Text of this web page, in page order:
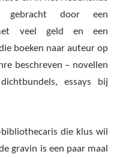
gebracht door een
veel geld en een
boeken naar auteur op
beschreven – novellen
essays bij
die klus wil
gravin is een paar maal